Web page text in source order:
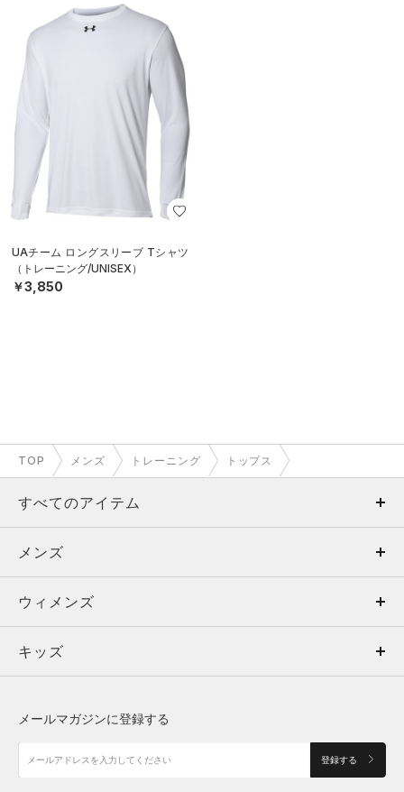
UAチーム ロングスリーブ Tシャツ
（トレーニング/UNISEX）
￥3,850
TOP メンズ トレーニング トップス
すべてのアイテム
メンズ
ウィメンズ
キッズ
アクセサリー
メンズ
トップス
ボトムス
アクセサリー
ウィメンズ
トップス
シューズ
キッズ
メールマガジンに登録する
登録する